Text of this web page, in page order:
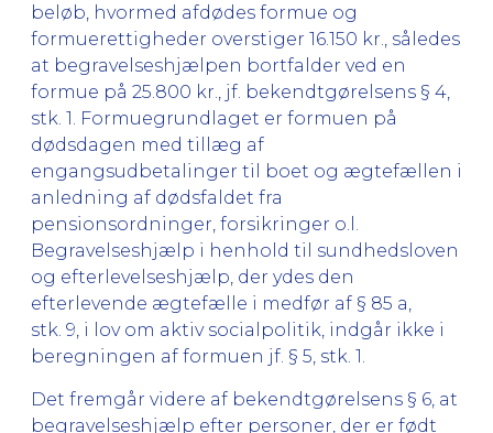
beløb, hvormed afdødes formue og
formuerettigheder overstiger 16.150 kr., således
at begravelseshjælpen bortfalder ved en
formue på 25.800 kr., jf. bekendtgørelsens § 4,
stk. 1. Formuegrundlaget er formuen på
dødsdagen med tillæg af
engangsudbetalinger til boet og ægtefællen i
anledning af dødsfaldet fra
pensionsordninger, forsikringer o.l.
Begravelseshjælp i henhold til sundhedsloven
og efterlevelseshjælp, der ydes den
efterlevende ægtefælle i medfør af § 85 a,
stk. 9, i lov om aktiv socialpolitik, indgår ikke i
beregningen af formuen jf. § 5, stk. 1.
Det fremgår videre af bekendtgørelsens § 6, at
begravelseshjælp efter personer, der er født